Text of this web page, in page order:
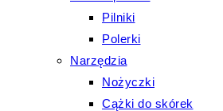
Pilniki
Polerki
Narzędzia
Nożyczki
Cążki do skórek